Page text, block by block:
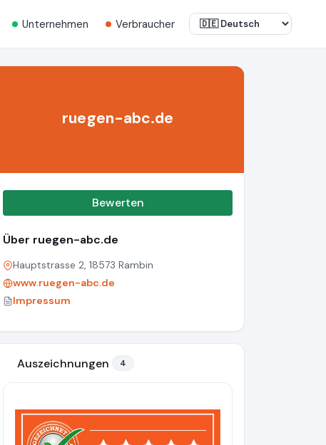
Unternehmen Verbraucher
ruegen-abc.de
Bewerten
Über ruegen-abc.de
Hauptstrasse 2, 18573 Rambin
www.ruegen-abc.de
Impressum
Auszeichnungen 4